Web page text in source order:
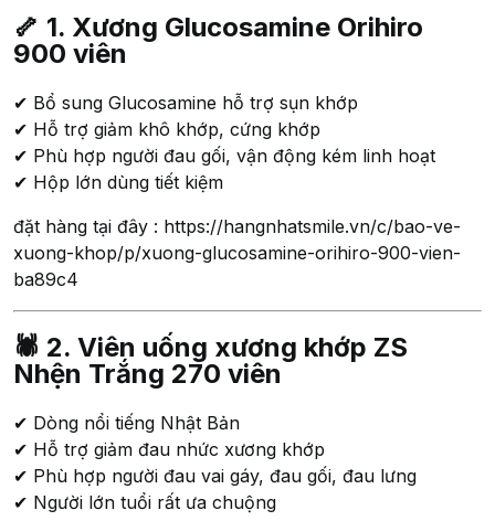
🦴 1. Xương Glucosamine Orihiro
900 viên
✔ Bổ sung Glucosamine hỗ trợ sụn khớp
✔ Hỗ trợ giảm khô khớp, cứng khớp
✔ Phù hợp người đau gối, vận động kém linh hoạt
✔ Hộp lớn dùng tiết kiệm
đặt hàng tại đây : https://hangnhatsmile.vn/c/bao-ve-
xuong-khop/p/xuong-glucosamine-orihiro-900-vien-
ba89c4
🕷 2. Viên uống xương khớp ZS
Nhện Trắng 270 viên
✔ Dòng nổi tiếng Nhật Bản
✔ Hỗ trợ giảm đau nhức xương khớp
✔ Phù hợp người đau vai gáy, đau gối, đau lưng
✔ Người lớn tuổi rất ưa chuộng